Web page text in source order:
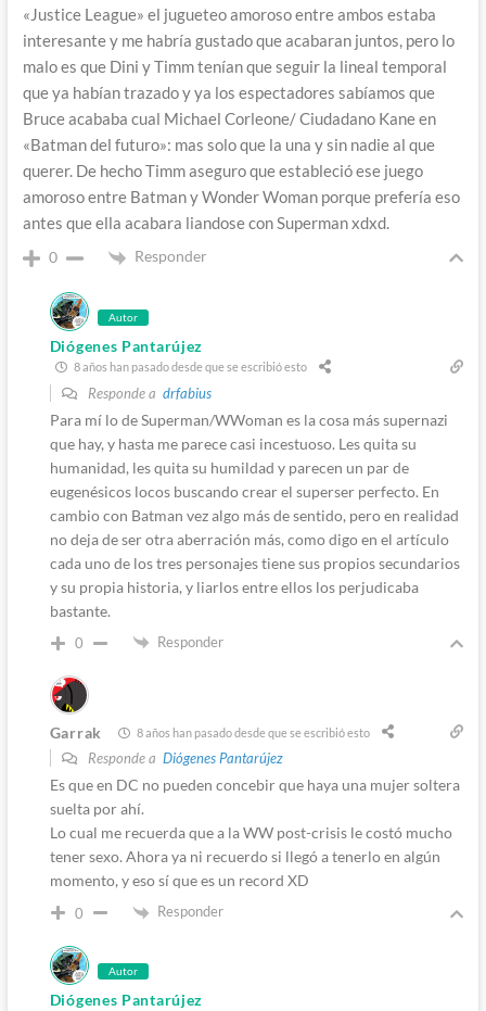
«Justice League» el jugueteo amoroso entre ambos estaba
interesante y me habría gustado que acabaran juntos, pero lo
malo es que Dini y Timm tenían que seguir la lineal temporal
que ya habían trazado y ya los espectadores sabíamos que
Bruce acababa cual Michael Corleone/ Ciudadano Kane en
«Batman del futuro»: mas solo que la una y sin nadie al que
querer. De hecho Timm aseguro que estableció ese juego
amoroso entre Batman y Wonder Woman porque prefería eso
antes que ella acabara liandose con Superman xdxd.
0 Responder
Autor
Diógenes Pantarújez
8 años han pasado desde que se escribió esto
Responde a drfabius
Para mí lo de Superman/WWoman es la cosa más supernazi
que hay, y hasta me parece casi incestuoso. Les quita su
humanidad, les quita su humildad y parecen un par de
eugenésicos locos buscando crear el superser perfecto. En
cambio con Batman vez algo más de sentido, pero en realidad
no deja de ser otra aberración más, como digo en el artículo
cada uno de los tres personajes tiene sus propios secundarios
y su propia historia, y liarlos entre ellos los perjudicaba
bastante.
0 Responder
Garrak 8 años han pasado desde que se escribió esto
Responde a Diógenes Pantarújez
Es que en DC no pueden concebir que haya una mujer soltera
suelta por ahí.
Lo cual me recuerda que a la WW post-crisis le costó mucho
tener sexo. Ahora ya ni recuerdo si llegó a tenerlo en algún
momento, y eso sí que es un record XD
0 Responder
Autor
Diógenes Pantarújez